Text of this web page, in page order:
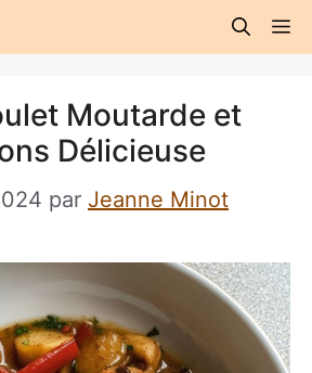
Moutarde et
Délicieuse
par Jeanne Minot